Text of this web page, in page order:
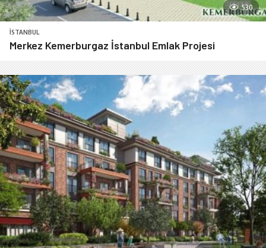
530
İSTANBUL
Merkez Kemerburgaz İstanbul Emlak Projesi